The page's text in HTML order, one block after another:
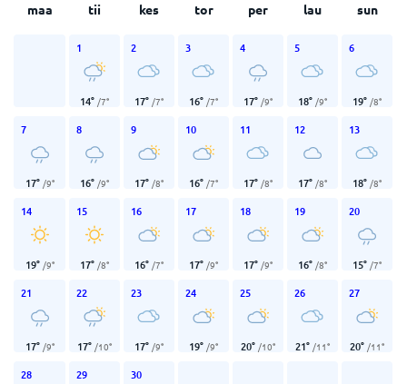
maa tii kes tor per lau sun
1
14° /7°
2
17° /7°
3
16° /7°
4
17° /9°
5
18° /9°
6
19° /8°
7
17° /9°
8
16° /9°
9
17° /8°
10
16° /7°
11
17° /8°
12
17° /8°
13
18° /8°
14
19° /9°
15
17° /8°
16
16° /7°
17
17° /9°
18
17° /9°
19
16° /8°
20
15° /7°
21
17° /9°
22
17° /10°
23
17° /9°
24
19° /9°
25
20° /10°
26
21° /11°
27
20° /11°
28 29 30